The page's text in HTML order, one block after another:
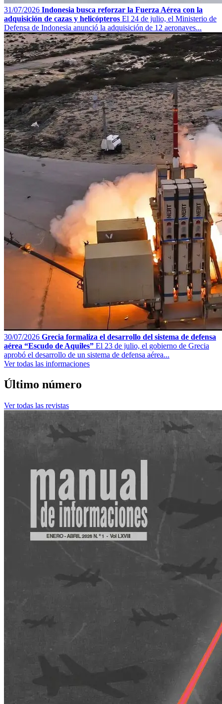
31/07/2026 Indonesia busca reforzar la Fuerza Aérea con la
adquisición de cazas y helicópteros El 24 de julio, el Ministerio de
Defensa de Indonesia anunció la adquisición de 12 aeronaves...
30/07/2026 Grecia formaliza el desarrollo del sistema de defensa
aérea “Escudo de Aquiles” El 23 de julio, el gobierno de Grecia
aprobó el desarrollo de un sistema de defensa aérea...
Ver todas las informaciones
Último número
Ver todas las revistas